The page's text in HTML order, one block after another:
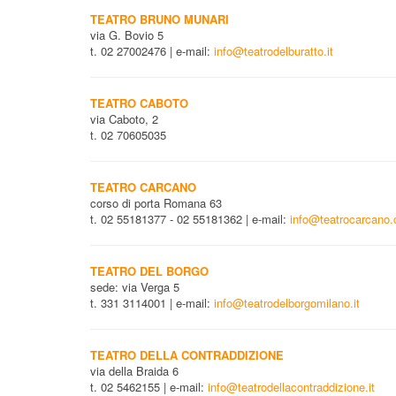
TEATRO BRUNO MUNARI
via G. Bovio 5
t. 02 27002476 | e-mail: info@teatrodelburatto.it
TEATRO CABOTO
via Caboto, 2
t. 02 70605035
TEATRO CARCANO
corso di porta Romana 63
t. 02 55181377 - 02 55181362 | e-mail:
TEATRO DEL BORGO
sede: via Verga 5
t. 331 3114001 | e-mail: info@teatrodelborgomilano.it
TEATRO DELLA CONTRADDIZIONE
via della Braida 6
t. 02 5462155 | e-mail: info@teatrodellacontraddizione.it